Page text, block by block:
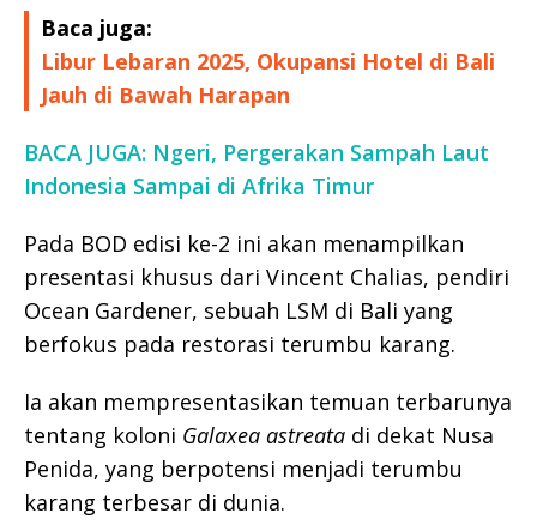
Baca juga:
Libur Lebaran 2025, Okupansi Hotel di Bali
Jauh di Bawah Harapan
BACA JUGA: Ngeri, Pergerakan Sampah Laut
Indonesia Sampai di Afrika Timur
Pada BOD edisi ke-2 ini akan menampilkan
presentasi khusus dari Vincent Chalias, pendiri
Ocean Gardener, sebuah LSM di Bali yang
berfokus pada restorasi terumbu karang.
Ia akan mempresentasikan temuan terbarunya
tentang koloni Galaxea astreata di dekat Nusa
Penida, yang berpotensi menjadi terumbu
karang terbesar di dunia.